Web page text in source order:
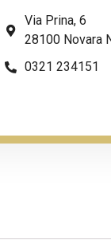
Via Prina, 6
28100 Novara
0321 234151